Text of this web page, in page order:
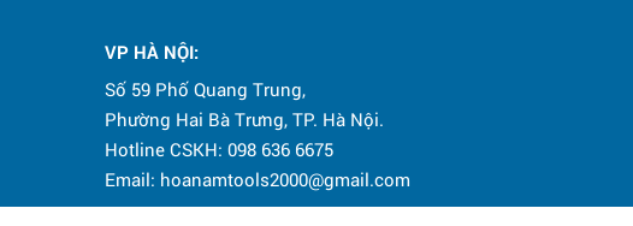
VP HÀ NỘI:
Số 59 Phố Quang Trung,
Phường Hai Bà Trưng, TP. Hà Nội.
Hotline CSKH: 098 636 6675
Email: hoanamtools2000@gmail.com